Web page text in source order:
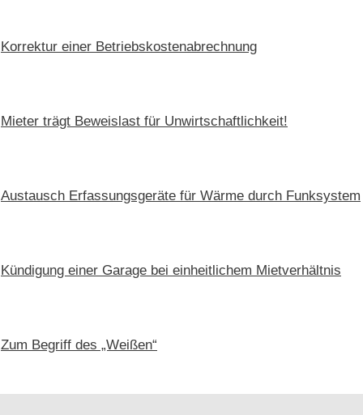
Korrektur einer Betriebskostenabrechnung
Mieter trägt Beweislast für Unwirtschaftlichkeit!
Austausch Erfassungsgeräte für Wärme durch Funksystem
Kündigung einer Garage bei einheitlichem Mietverhältnis
Zum Begriff des „Weißen“